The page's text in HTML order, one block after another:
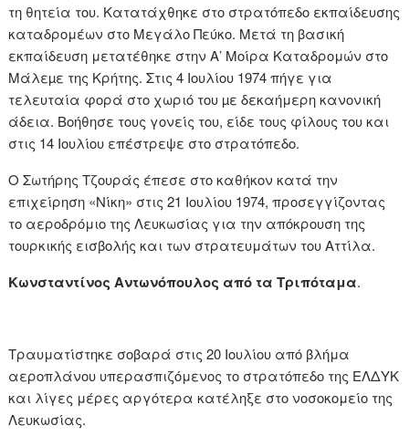
τη θητεία του. Κατατάχθηκε στο στρατόπεδο εκπαίδευσης
καταδρομέων στο Μεγάλο Πεύκο. Μετά τη βασική
εκπαίδευση μετατέθηκε στην Α’ Μοίρα Καταδρομών στο
Μάλεµε της Κρήτης. Στις 4 Ιουλίου 1974 πήγε για
τελευταία φορά στο χωριό του µε δεκαήμερη κανονική
άδεια. Βοήθησε τους γονείς του, είδε τους φίλους του και
στις 14 Ιουλίου επέστρεψε στο στρατόπεδο.
Ο Σωτήρης Τζουράς έπεσε στο καθήκον κατά την
επιχείρηση «Νίκη» στις 21 Ιουλίου 1974, προσεγγίζοντας
το αεροδρόμιο της Λευκωσίας για την απόκρουση της
τουρκικής εισβολής και των στρατευμάτων του Αττίλα.
Κωνσταντίνος Αντωνόπουλος από τα Τριπόταμα.
Τραυματίστηκε σοβαρά στις 20 Ιουλίου από βλήμα
αεροπλάνου υπερασπιζόμενος το στρατόπεδο της ΕΛΔΥΚ
και λίγες μέρες αργότερα κατέληξε στο νοσοκομείο της
Λευκωσίας.